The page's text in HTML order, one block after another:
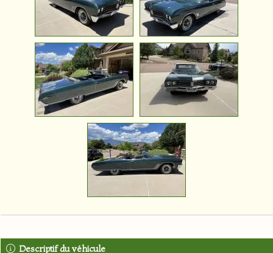
Descriptif du véhicule